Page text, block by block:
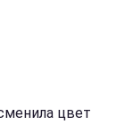
цвет